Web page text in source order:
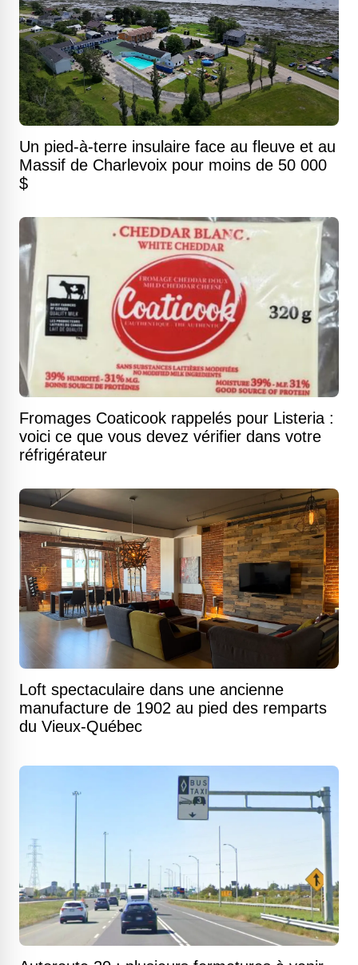
Un pied-à-terre insulaire face au fleuve et au
Massif de Charlevoix pour moins de 50 000
$
Fromages Coaticook rappelés pour Listeria :
voici ce que vous devez vérifier dans votre
réfrigérateur
Loft spectaculaire dans une ancienne
manufacture de 1902 au pied des remparts
du Vieux-Québec